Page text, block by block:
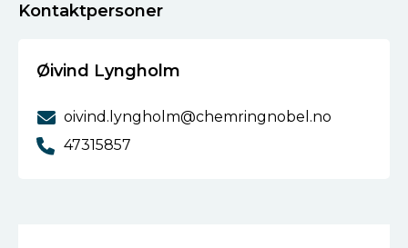
Kontaktpersoner
Øivind Lyngholm
oivind.lyngholm@chemringnobel.no
47315857